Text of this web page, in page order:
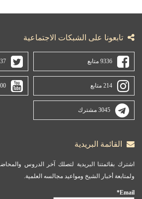
تابعونا على الشبكات الاجتماعية
9336 متابع 937
214 متابع
3045 مشترك
القائمة البريدية
اشترك بقائمتنا البريدية لتصلك آخر الدروس
ولمتابعة أخبار الشيخ ومواعيد مجالسه العلمية.
Email*